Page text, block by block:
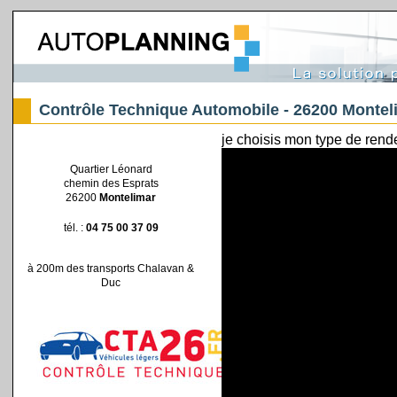
Contrôle Technique Automobile - 26200
Quartier Léonard
chemin des Esprats
26200 Montelimar
tél. :04 75 00 37 09
à 200m des transports Chalavan &
Duc